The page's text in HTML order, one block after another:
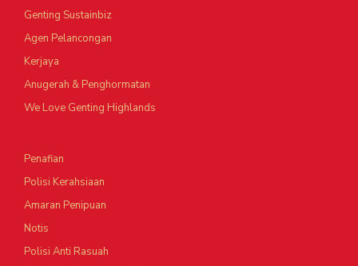
Genting Sustainbiz
Agen Pelancongan
Kerjaya
Anugerah & Penghormatan
We Love Genting Highlands
Penafian
Polisi Kerahsiaan
Amaran Penipuan
Notis
Polisi Anti Rasuah